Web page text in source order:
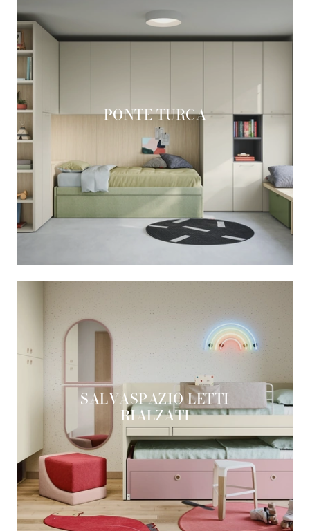
PONTE TURCA
SALVASPAZIO LETTI
RIALZATI